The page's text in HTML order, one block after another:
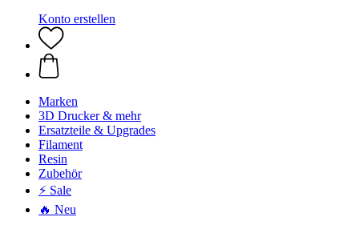
Konto erstellen
Marken
3D Drucker & mehr
Ersatzteile & Upgrades
Filament
Resin
Zubehör
⚡ Sale
🔥 Neu